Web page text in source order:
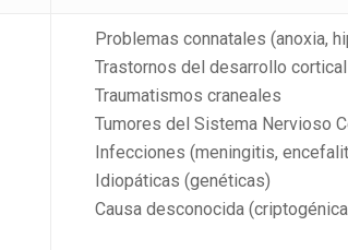
Problemas connatales (anoxia,
Trastornos del desarrollo cortical
Traumatismos craneales
Tumores del Sistema Nervioso
Infecciones (meningitis,
Idiopáticas (genéticas)
Causa desconocida